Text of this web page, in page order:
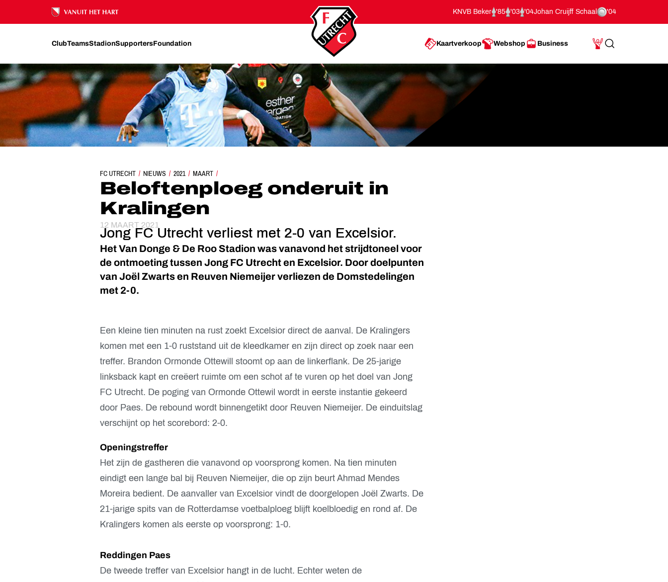
Ons nalatenschap
KNVB Beker '85 '03 '04Johan Cruijff Schaal '04
ClubTeamsStadionSupportersFoundation Kaartverkoop Webshop Business
Mijn Account
Search
FC UTRECHT NIEUWS 2021 MAART
BELOFTENPLOEG ONDERUIT IN KRALINGEN
Beloftenploeg onderuit in
Kralingen
12 MAART 2021
Jong FC Utrecht verliest met 2-0 van Excelsior.
Het Van Donge & De Roo Stadion was vanavond het strijdtoneel voor
de ontmoeting tussen Jong FC Utrecht en Excelsior. Door doelpunten
van Joël Zwarts en Reuven Niemeijer verliezen de Domstedelingen
met 2-0.
Een kleine tien minuten na rust zoekt Excelsior direct de aanval. De Kralingers
komen met een 1-0 ruststand uit de kleedkamer en zijn direct op zoek naar een
treffer. Brandon Ormonde Ottewill stoomt op aan de linkerflank. De 25-jarige
linksback kapt en creëert ruimte om een schot af te vuren op het doel van Jong
FC Utrecht. De poging van Ormonde Ottewil wordt in eerste instantie gekeerd
door Paes. De rebound wordt binnengetikt door Reuven Niemeijer. De einduitslag
verschijnt op het scorebord: 2-0.
Openingstreffer
Het zijn de gastheren die vanavond op voorsprong komen. Na tien minuten
eindigt een lange bal bij Reuven Niemeijer, die op zijn beurt Ahmad Mendes
Moreira bedient. De aanvaller van Excelsior vindt de doorgelopen Joël Zwarts. De
21-jarige spits van de Rotterdamse voetbalploeg blijft koelbloedig en rond af. De
Kralingers komen als eerste op voorsprong: 1-0.
Reddingen Paes
De tweede treffer van Excelsior hangt in de lucht. Echter weten de